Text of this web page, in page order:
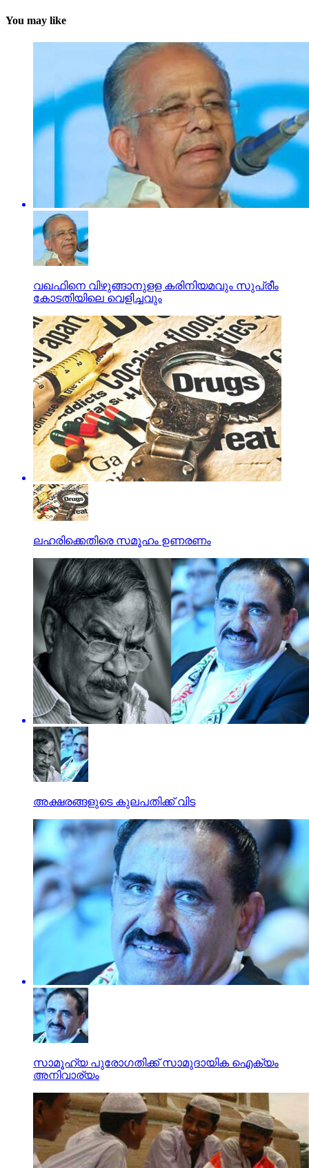
You may like
വഖഫിനെ വിഴുങ്ങാനുളള കരിനിയമവും സുപ്രീം
കോടതിയിലെ വെളിച്ചവും
ലഹരിക്കെതിരെ സമൂഹം ഉണരണം
അക്ഷരങ്ങളുടെ കുലപതിക്ക് വിട
സാമൂഹ്യ പുരോഗതിക്ക് സാമുദായിക ഐക്യം
അനിവാര്യം